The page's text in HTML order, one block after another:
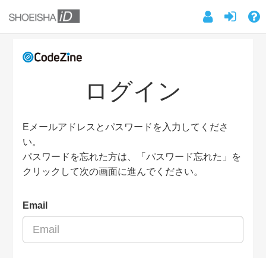
ログイン
Eメールアドレスとパスワードを入力してくださ
い。
パスワードを忘れた方は、「パスワード忘れた」を
クリックして次の画面に進んでください。
Email